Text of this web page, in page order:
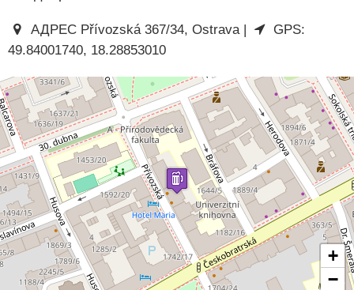
АДРЕС Přívozská 367/34, Ostrava |
GPS:
49.84001740, 18.28853010
+
−